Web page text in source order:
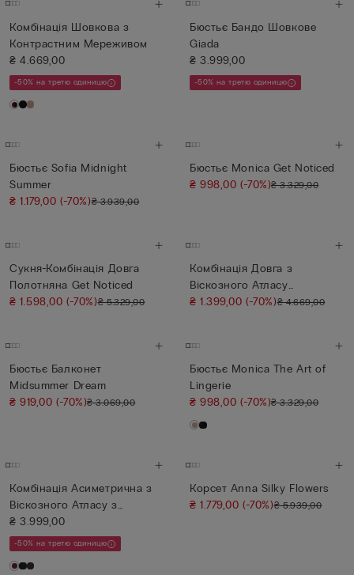
Комбінація Шовкова з
Контрастним Мереживом
₴ 4.669,00
-50% на третю одиницю
Бюстьє Бандо Шовкове
Giada
₴ 3.999,00
-50% на третю одиницю
Бюстьє Sofia Midnight
Summer
₴ 1.179,00(-70%)₴ 3.939,00
Бюстьє Monica Get Noticed
₴ 998,00(-70%)₴ 3.329,00
Сукня-Комбінація Довга
Полотняна Get Noticed
₴ 1.598,00(-70%)₴ 5.329,00
Комбінація Довга з
Віскозного Атласу
Midsummer Dre...
₴ 1.399,00(-70%)₴ 4.669,00
Бюстьє Балконет
Midsummer Dream
₴ 919,00(-70%)₴ 3.069,00
Бюстьє Monica The Art of
Lingerie
₴ 998,00(-70%)₴ 3.329,00
Комбінація Асиметрична з
Віскозного Атласу з
Мереж...
₴ 3.999,00
-50% на третю одиницю
Корсет Anna Silky Flowers
₴ 1.779,00(-70%)₴ 5.939,00